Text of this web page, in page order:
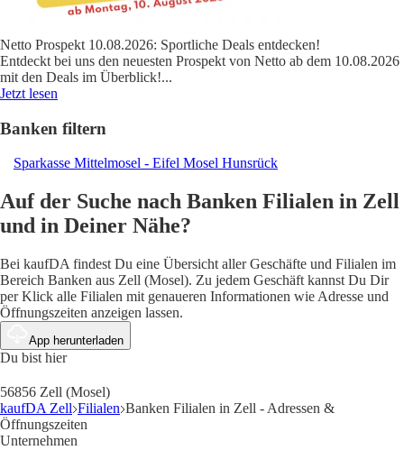
Netto Prospekt 10.08.2026: Sportliche Deals entdecken!
Entdeckt bei uns den neuesten Prospekt von Netto ab dem 10.08.2026
mit den Deals im Überblick!...
Jetzt lesen
Banken filtern
Sparkasse Mittelmosel - Eifel Mosel Hunsrück
Auf der Suche nach Banken Filialen in Zell
und in Deiner Nähe?
Bei kaufDA findest Du eine Übersicht aller Geschäfte und Filialen im
Bereich Banken aus Zell (Mosel). Zu jedem Geschäft kannst Du Dir
per Klick alle Filialen mit genaueren Informationen wie Adresse und
Öffnungszeiten anzeigen lassen.
App herunterladen
Du bist hier
56856 Zell (Mosel)
kaufDA Zell Filialen Banken Filialen in Zell - Adressen &
Öffnungszeiten
Unternehmen